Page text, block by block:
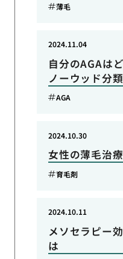
薄毛
自分のAGAは
ノーウッド分
2024.11.04
AGA
女性の薄毛治
2024.10.30
育毛剤
メソセラピー
は
2024.10.11